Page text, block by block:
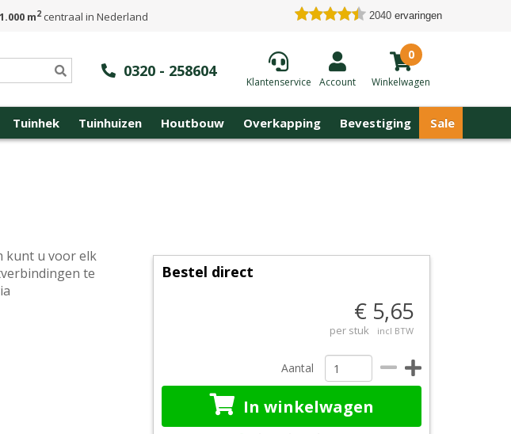
m2centraal in Nederland 2040 ervaringen
0320 - 258604
Klantenservice Account
0
Winkelwagen
Tuinhek Tuinhuizen Houtbouw Overkapping Bevestiging Sale
kunt u voor elk
te
Bestel direct
€ 5,65
per stuk incl BTW
Aantal
In winkelwagen